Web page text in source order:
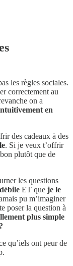
les règles sociales.
correctement au
on a
en
des cadeaux à des
. Si je veux t’offrir
plutôt que de
les questions
débile ET que je le
pu m’imaginer
poser la question à
plus simple
qu’iels ont peur de